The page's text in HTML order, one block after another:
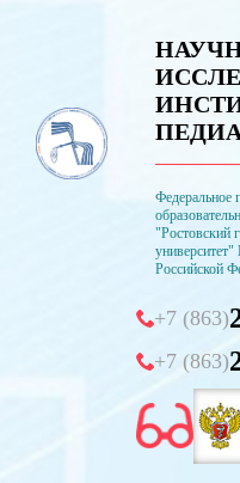
Федеральное
"Ростовский
университет"
Российской
+7 (863)
+7 (863)